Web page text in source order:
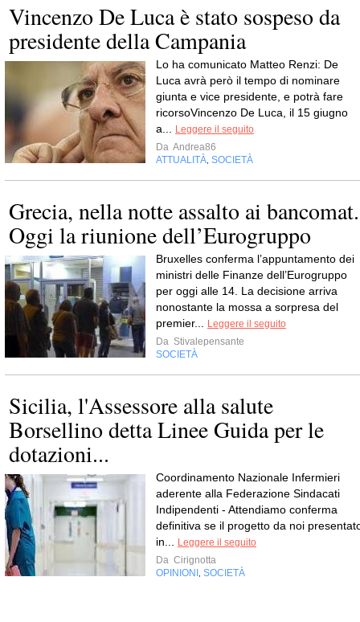
Vincenzo De Luca è stato sospeso da
presidente della Campania
Lo ha comunicato Matteo Renzi: De
Luca avrà però il tempo di nominare
giunta e vice presidente, e potrà fare
ricorsoVincenzo De Luca, il 15 giugno
a...
Leggere il seguito
Da Andrea86
ATTUALITÀ SOCIETÀ
Grecia, nella notte assalto ai bancomat.
Oggi la riunione dell’Eurogruppo
Bruxelles conferma l’appuntamento dei
ministri delle Finanze dell’Eurogruppo
per oggi alle 14. La decisione arriva
nonostante la mossa a sorpresa del
premier...
Leggere il seguito
Da Stivalepensante
SOCIETÀ
Sicilia, l'Assessore alla salute
Borsellino detta Linee Guida per le
dotazioni...
Coordinamento Nazionale Infermieri
aderente alla Federazione Sindacati
Indipendenti - Attendiamo conferma
definitiva se il progetto da noi
in...
Leggere il seguito
Da Cirignotta
OPINIONI
SOCIETÀ